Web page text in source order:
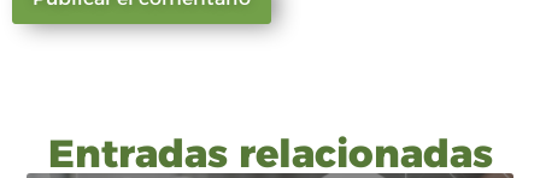
Entradas relacionadas